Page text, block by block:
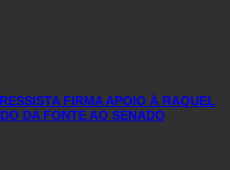
FIRMA APOIO À RAQUEL
DA FONTE AO SENADO